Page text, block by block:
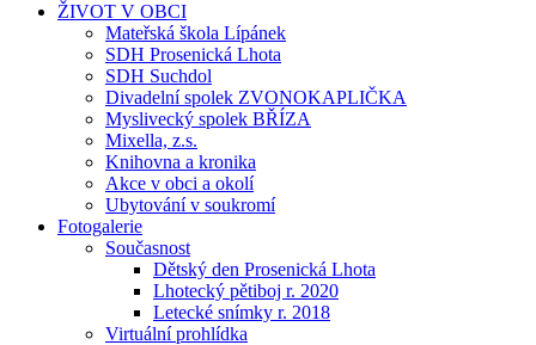
ŽIVOT V OBCI
Mateřská škola Lípánek
SDH Prosenická Lhota
SDH Suchdol
Divadelní spolek ZVONOKAPLIČKA
Myslivecký spolek BŘÍZA
Mixella, z.s.
Knihovna a kronika
Akce v obci a okolí
Ubytování v soukromí
Fotogalerie
Současnost
Dětský den Prosenická Lhota
Lhotecký pětiboj r. 2020
Letecké snímky r. 2018
Virtuální prohlídka